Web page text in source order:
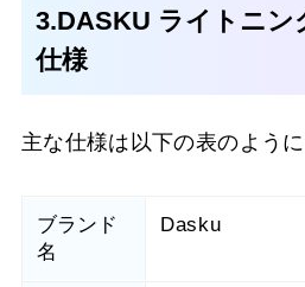
3.DASKU ライトニン
仕様
主な仕様は以下の表のように
ブランド
名
Dasku